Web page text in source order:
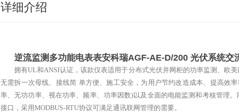
详细介绍
逆流监测多功能电表表安科瑞AGF-AE-D/200 光伏系统交
拥有UL和ANSI认证，该款仪表适用于分布式光伏并网柜的功率监测、欧
无需拆一次母线、接线简 单方便、施工安全，为用户节约改造成本、提高效
率、无功功率、视在功率、频率、功率因数)以及全面的电能监测和考核管理
接口，采用MODBUS-RTU协议可满足通讯联网管理的需要。